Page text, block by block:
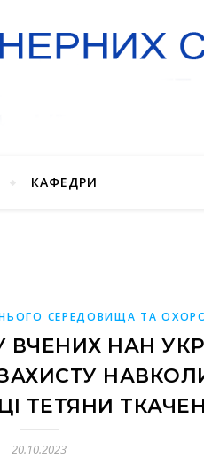
КАФЕДРИ
СЕРЕДОВИЩА ТА
НАН
ТЕТЯНИ
20.10.2023